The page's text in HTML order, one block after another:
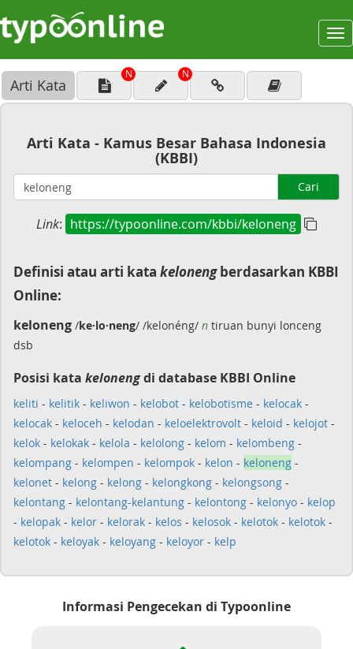
Arti Kata
N N
Arti Kata - Kamus Besar Bahasa Indonesia
(KBBI)
Cari
Link: https://typoonline.com/kbbi/keloneng
Definisi atau arti kata kelonengberdasarkan KBBI
Online:
keloneng /ke·lo·neng/ /kelonéng/ n tiruan bunyi lonceng
dsb
Posisi kata kelonengdi database KBBI Online
keliti - kelitik - keliwon - kelobot - kelobotisme - kelocak -
kelocak - keloceh - kelodan - keloelektrovolt - keloid - kelojot -
kelok - kelokak - kelola - kelolong - kelom - kelombeng -
kelompang - kelompen - kelompok - kelon - keloneng -
kelonet - kelong - kelong - kelongkong - kelongsong -
kelontang - kelontang-kelantung - kelontong - kelonyo - kelop
- kelopak - kelor - kelorak - kelos - kelosok - kelotok - kelotok -
kelotok - keloyak - keloyang - keloyor - kelp
Informasi Pengecekan di Typoonline